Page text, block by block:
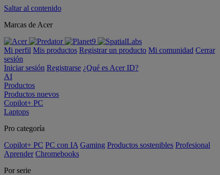
Saltar al contenido
Marcas de Acer
Mi perfil Mis productos Registrar un producto Mi comunidad Cerrar
sesión
Iniciar sesión Registrarse ¿Qué es Acer ID?
AI
Productos
Productos nuevos
Copilot+ PC
Laptops
Pro categoría
Copilot+ PC PC con IA Gaming Productos sostenibles Profesional
Aprender Chromebooks
Por serie